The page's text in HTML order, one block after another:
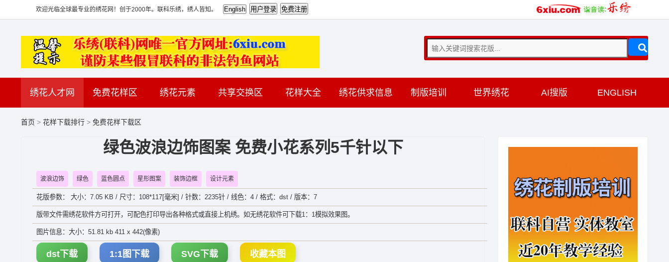
欢迎光临全球最专业的绣花网！创于2000年。联科乐绣，绣人皆知。
绣花人才网 免费花样区 绣花元素 共享交换区 花样大全 绣花供求信息 制版培训 世界绣花 AI搜版 ENGLISH
首页 > 花样下载排行 > 免费花样下载区
绿色波浪边饰图案 免费小花系列5千针以下
波浪边饰 绿色 蓝色圆点 星形图案 装饰边框 设计元素
花版参数： 大小：7.05 KB / 尺寸：108*117[毫米] / 针数：2235针 / 线色：4 / 格式：dst / 版本：7
版带文件需绣花软件方可打开，可配色打印导出各种格式或直接上机绣。如无绣花软件可下载1：1模拟效果图。
图片信息：大小：51.81 kb 411 x 442(像素)
dst下载 1:1图下载 SVG下载 收藏本图